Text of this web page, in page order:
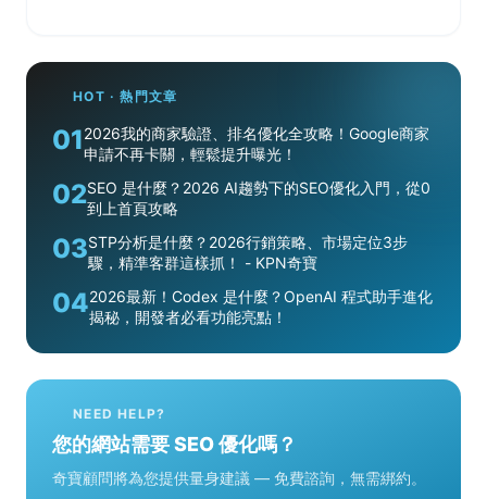
HOT · 熱門文章
012026我的商家驗證、排名優化全攻略！Google商家
申請不再卡關，輕鬆提升曝光！
02SEO 是什麼？2026 AI趨勢下的SEO優化入門，從0
到上首頁攻略
03STP分析是什麼？2026行銷策略、市場定位3步
驟，精準客群這樣抓！ - KPN奇寶
042026最新！Codex 是什麼？OpenAI 程式助手進化
揭秘，開發者必看功能亮點！
NEED HELP?
您的網站需要 SEO 優化嗎？
奇寶顧問將為您提供量身建議 — 免費諮詢，無需綁約。